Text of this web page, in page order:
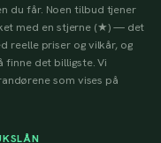
du får. Noen tilbud tjener
med en stjerne (★) — det
reelle priser og vilkår, og
finne det billigste. Vi
som vises på